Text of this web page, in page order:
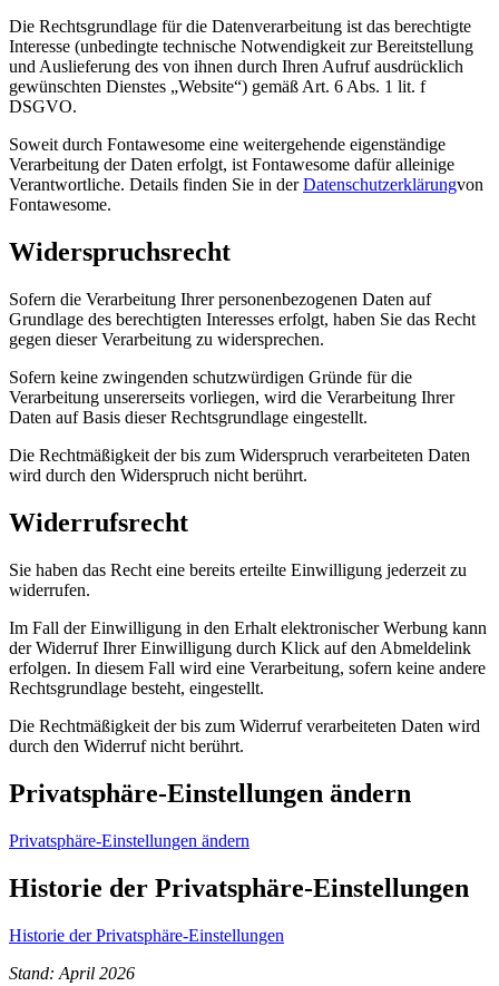
Die Rechtsgrundlage für die Datenverarbeitung ist das berechtigte
Interesse (unbedingte technische Notwendigkeit zur Bereitstellung
und Auslieferung des von ihnen durch Ihren Aufruf ausdrücklich
gewünschten Dienstes „Website“) gemäß Art. 6 Abs. 1 lit. f
DSGVO.
Soweit durch Fontawesome eine weitergehende eigenständige
Verarbeitung der Daten erfolgt, ist Fontawesome dafür alleinige
Verantwortliche. Details finden Sie in derDatenschutzerklärungvon
Fontawesome.
Widerspruchsrecht
Sofern die Verarbeitung Ihrer personenbezogenen Daten auf
Grundlage des berechtigten Interesses erfolgt, haben Sie das Recht
gegen dieser Verarbeitung zu widersprechen.
Sofern keine zwingenden schutzwürdigen Gründe für die
Verarbeitung unsererseits vorliegen, wird die Verarbeitung Ihrer
Daten auf Basis dieser Rechtsgrundlage eingestellt.
Die Rechtmäßigkeit der bis zum Widerspruch verarbeiteten Daten
wird durch den Widerspruch nicht berührt.
Widerrufsrecht
Sie haben das Recht eine bereits erteilte Einwilligung jederzeit zu
widerrufen.
Im Fall der Einwilligung in den Erhalt elektronischer Werbung kann
der Widerruf Ihrer Einwilligung durch Klick auf den Abmeldelink
erfolgen. In diesem Fall wird eine Verarbeitung, sofern keine andere
Rechtsgrundlage besteht, eingestellt.
Die Rechtmäßigkeit der bis zum Widerruf verarbeiteten Daten wird
durch den Widerruf nicht berührt.
Privatsphäre-Einstellungen ändern
Privatsphäre-Einstellungen ändern
Historie der Privatsphäre-Einstellungen
Historie der Privatsphäre-Einstellungen
Stand: April 2026